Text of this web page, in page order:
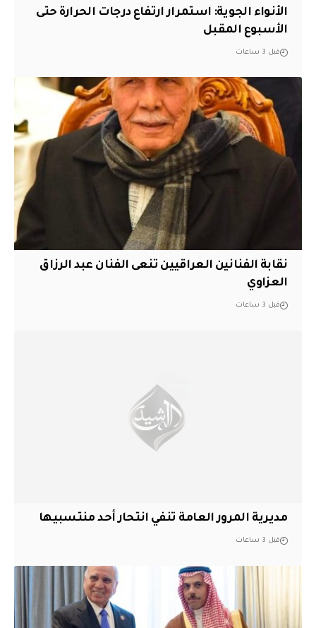
الأنواء الجوية: استمرار ارتفاع درجات الحرارة حتى
الأسبوع المقبل
قبل 3 ساعات
نقابة الفنانين العراقيين تنعى الفنان عبد الرزاق
العزاوي
قبل 3 ساعات
مديرية المرور العامة تنفي انتحار أحد منتسبيها
قبل 3 ساعات